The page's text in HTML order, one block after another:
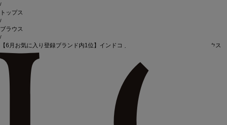
/
トップス
/
ブラウス
/
【6月お気に入り登録ブランド内1位】インドコットンボイル小紋柄プリントブラウス